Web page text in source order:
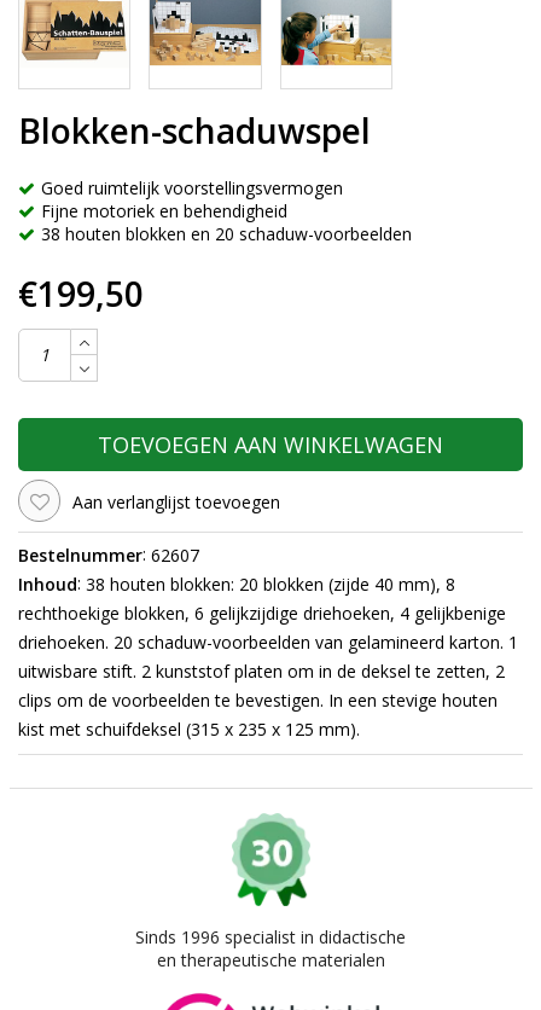
Blokken-schaduwspel
Goed ruimtelijk voorstellingsvermogen
Fijne motoriek en behendigheid
38 houten blokken en 20 schaduw-voorbeelden
€199,50
TOEVOEGEN AAN WINKELWAGEN
Aan verlanglijst toevoegen
Bestelnummer: 62607
Inhoud: 38 houten blokken: 20 blokken (zijde 40 mm), 8
rechthoekige blokken, 6 gelijkzijdige driehoeken, 4 gelijkbenige
driehoeken. 20 schaduw-voorbeelden van gelamineerd karton. 1
uitwisbare stift. 2 kunststof platen om in de deksel te zetten, 2
clips om de voorbeelden te bevestigen. In een stevige houten
kist met schuifdeksel (315 x 235 x 125 mm).
Sinds 1996 specialist in didactische
en therapeutische materialen